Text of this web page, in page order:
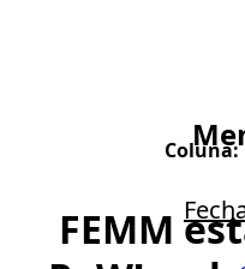
Coluna:
FEMM